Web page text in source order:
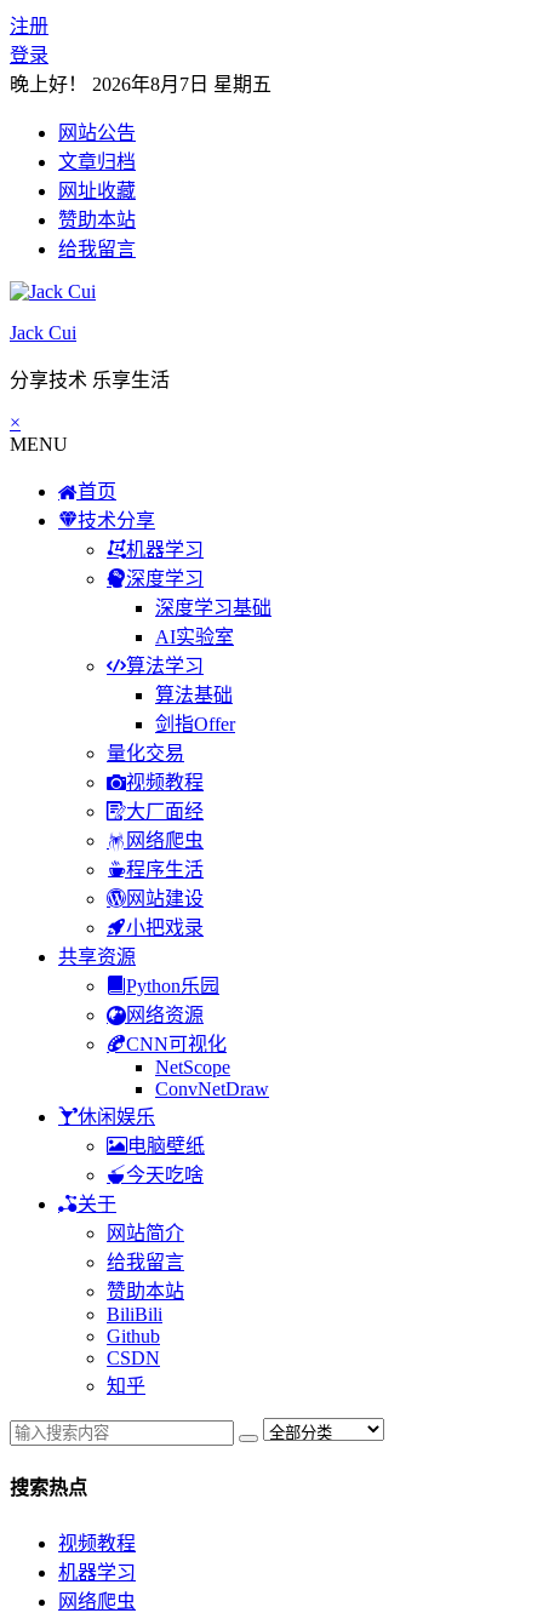
注册
登录
晚上好！ 2026年8月7日 星期五
网站公告
文章归档
网址收藏
赞助本站
给我留言
Jack Cui
分享技术 乐享生活
×
MENU
首页
技术分享
机器学习
深度学习
深度学习基础
AI实验室
算法学习
算法基础
剑指Offer
量化交易
视频教程
大厂面经
网络爬虫
程序生活
网站建设
小把戏录
共享资源
Python乐园
网络资源
CNN可视化
NetScope
ConvNetDraw
休闲娱乐
电脑壁纸
今天吃啥
关于
网站简介
给我留言
赞助本站
BiliBili
Github
CSDN
知乎
搜索热点
视频教程
机器学习
网络爬虫